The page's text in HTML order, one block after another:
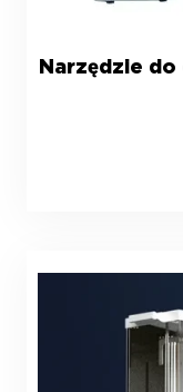
Narzędzie